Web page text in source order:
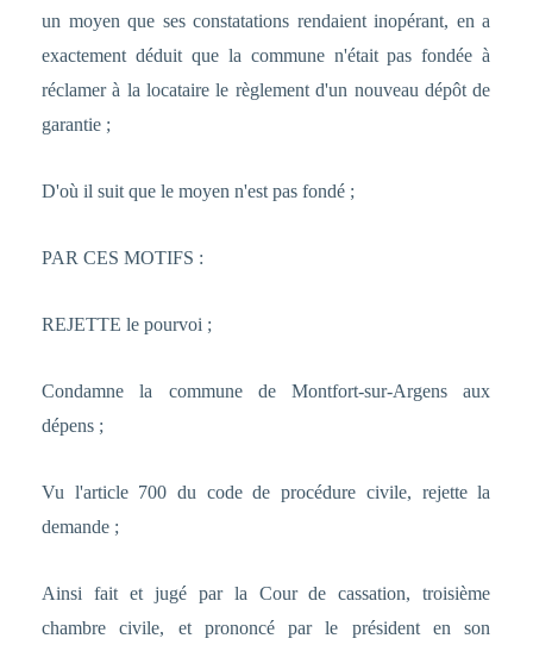
un moyen que ses constatations rendaient inopérant, en a
exactement déduit que la commune n'était pas fondée à
réclamer à la locataire le règlement d'un nouveau dépôt de
garantie ;
D'où il suit que le moyen n'est pas fondé ;
PAR CES MOTIFS :
REJETTE le pourvoi ;
Condamne la commune de Montfort-sur-Argens aux
dépens ;
Vu l'article 700 du code de procédure civile, rejette la
demande ;
Ainsi fait et jugé par la Cour de cassation, troisième
chambre civile, et prononcé par le président en son